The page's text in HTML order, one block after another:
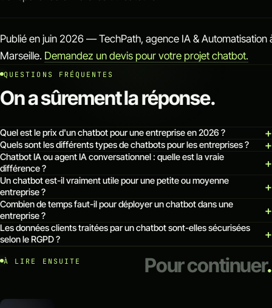
Publié en juin 2026 — TechPath, agence IA & Automatisation
Marseille. Demandez un devis pour votre projet chatbot.
QUESTIONS FRÉQUENTES
On a sûrement la réponse.
Quel est le prix d'un chatbot pour une entreprise en 2026 ?
Quels sont les différents types de chatbots pour les entreprises ?
Chatbot IA ou agent IA conversationnel : quelle est la vraie
différence ?
Un chatbot est-il vraiment utile pour une petite ou moyenne
entreprise ?
Combien de temps faut-il pour déployer un chatbot dans une
entreprise ?
Les données clients traitées par un chatbot sont-elles sécurisées
selon le RGPD ?
À LIRE ENSUITE Pour continuer.